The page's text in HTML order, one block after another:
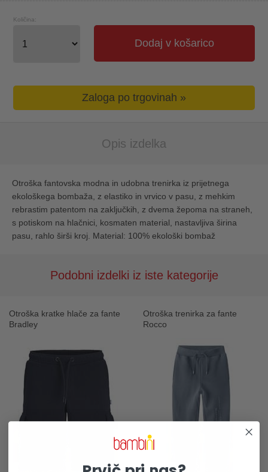
Dodaj v košarico
Količina:
Zaloga po trgovinah »
Opis izdelka
Otroška fantovska modna in udobna trenirka iz prijetnega
ekološkega bombaža, z elastiko in vrvico v pasu, z mehkim
rebrastim patentom na zaključkih, z dvema žepoma na straneh,
s potiskom na hlačnici, kosmaten material, nastavljiva širina
pasu, rahlo širši kroj. Material: 100% ekološki bombaž
Podobni izdelki iz iste kategorije
Otroška kratke hlače za fante
Bradley
Otroška trenirka za fante
Rocco